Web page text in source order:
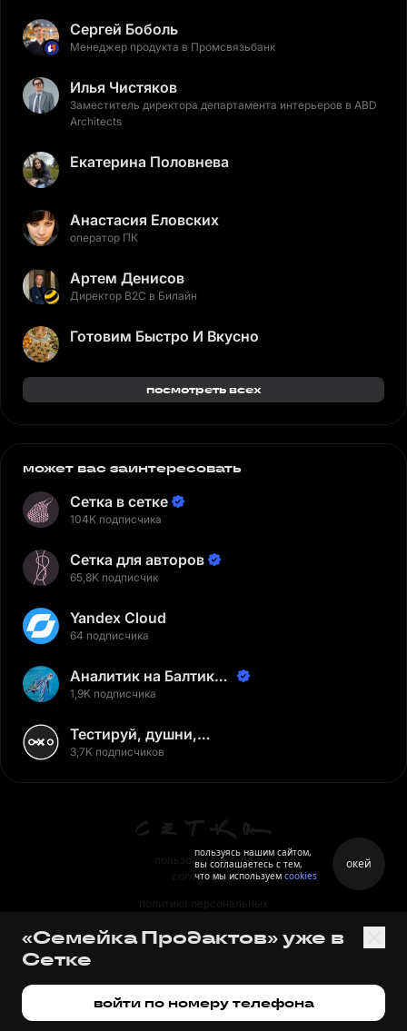
Сергей Боболь
Менеджер продукта в Промсвязьбанк
Илья Чистяков
Заместитель директора департамента интерьеров в ABD
Architects
Екатерина Половнева
Анастасия Еловских
оператор ПК
Артем Денисов
Директор B2C в Билайн
Готовим Быстро И Вкусно
посмотреть всех
может вас заинтересовать
Сетка в сетке
104K подписчика
Сетка для авторов
65,8K подписчик
Yandex Cloud
64 подписчика
Аналитик на Балтике |
Неверов Станислав
1,9K подписчика
Тестируй, душни,
наслаждайся
3,7K подписчиков
пользовательское
соглашение
политика персональных
правила
«Семейка Продактов» уже в
Сетке
войти по номеру телефона
пользуясь нашим сайтом,
вы соглашаетесь с тем,
что мы используем cookies
окей